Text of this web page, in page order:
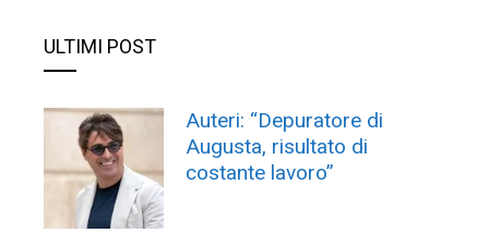
ULTIMI POST
Auteri: “Depuratore di
Augusta, risultato di
costante lavoro”